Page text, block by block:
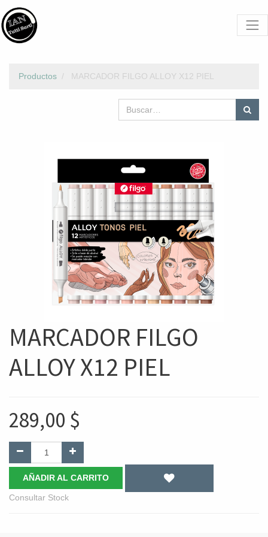
Productos MARCADOR FILGO ALLOY X12 PIEL
MARCADOR FILGO
ALLOY X12 PIEL
289,00 $
AÑADIR AL CARRITO
Consultar Stock